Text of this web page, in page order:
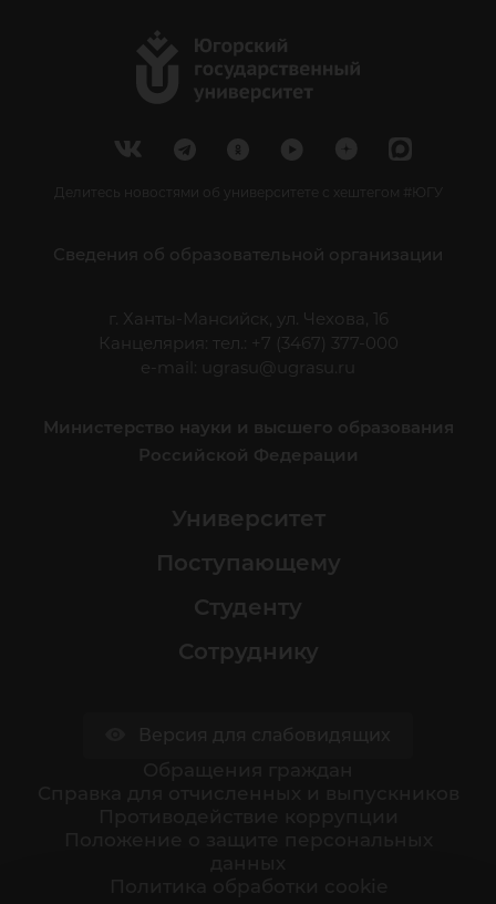
Делитесь новостями об университете с хештегом #ЮГУ
Сведения об образовательной организации
г. Ханты-Мансийск, ул. Чехова, 16
Канцелярия: тел.: +7 (3467) 377-000
e-mail:
ugrasu@ugrasu.ru
Министерство науки и высшего образования
Российской Федерации
Университет
Поступающему
Студенту
Сотруднику